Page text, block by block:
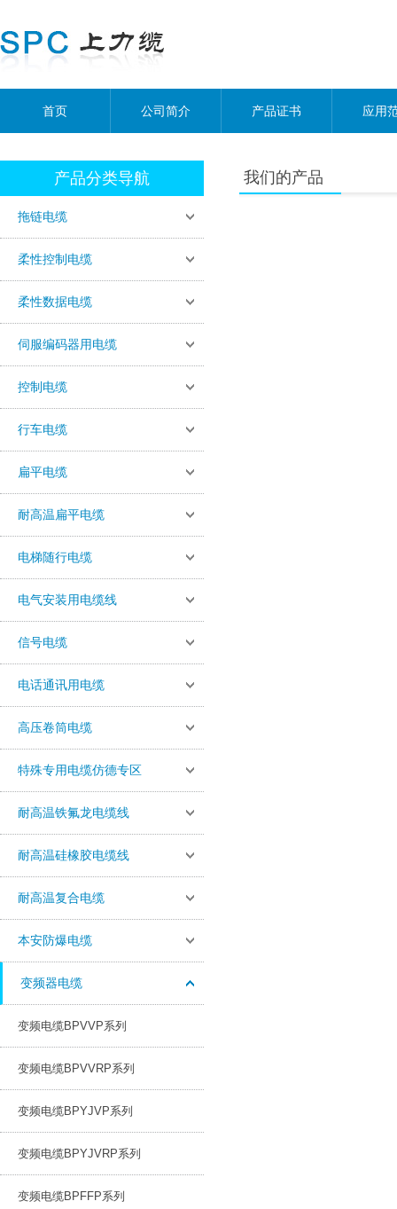
首页 公司简介 产品证书 应用
产品分类导航
拖链电缆
柔性控制电缆
柔性数据电缆
伺服编码器用电缆
控制电缆
行车电缆
扁平电缆
耐高温扁平电缆
电梯随行电缆
电气安装用电缆线
信号电缆
电话通讯用电缆
高压卷筒电缆
特殊专用电缆仿德专区
耐高温铁氟龙电缆线
耐高温硅橡胶电缆线
耐高温复合电缆
本安防爆电缆
变频器电缆
变频电缆BPVVP系列
变频电缆BPVVRP系列
变频电缆BPYJVP系列
变频电缆BPYJVRP系列
变频电缆BPFFP系列
我们的产品